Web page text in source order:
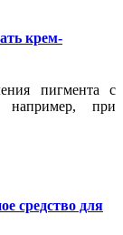
крем-
пигмента с
например, при
средство для